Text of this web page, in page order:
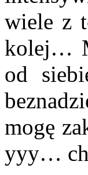
wiele z
kolej…
od
mogę
yyy…